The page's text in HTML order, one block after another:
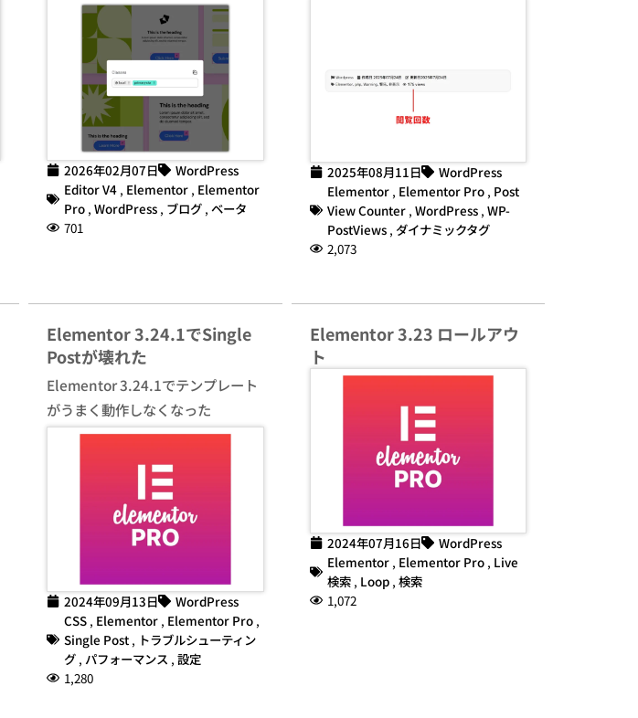
2026年02月07日
WordPress
Editor V4 , Elementor , Elementor
Pro , WordPress , ブログ , ベータ
701
2025年08月11日
WordPress
Elementor, Elementor Pro, Post
View Counter, WordPress, WP-
PostViews, ダイナミックタグ
2,073
Elementor 3.24.1でSingle
Postが壊れた
Elementor 3.24.1でテンプレート
がうまく動作しなくなった
2024年09月13日
WordPress
CSS , Elementor , Elementor Pro ,
Single Post , トラブルシューティン
グ , パフォーマンス , 設定
1,280
Elementor 3.23 ロールアウ
ト
2024年07月16日
WordPress
Elementor, Elementor Pro, Live
検索, Loop, 検索
1,072